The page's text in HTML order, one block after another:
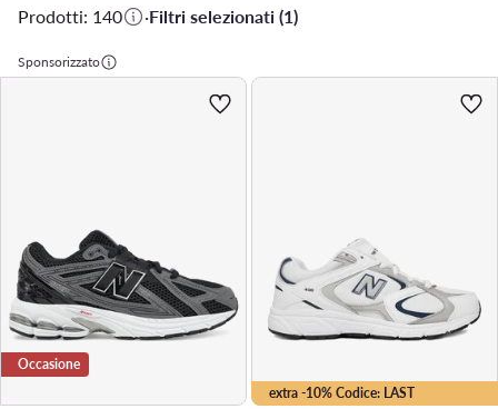
Prodotti: 140 ·Filtri selezionati (1)
Sponsorizzato
Occasione
extra -10% Codice: LAST